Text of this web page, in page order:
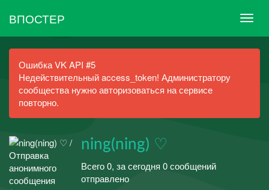
ВПОСТЕР
Ошибка VK API #5
Недействительный access_token! Администратору
сообщества нужно авторизоваться на сервисе
повторно.
ning(ning) ♡
Всего 0, за сегодня 0 сообщений
отправлено